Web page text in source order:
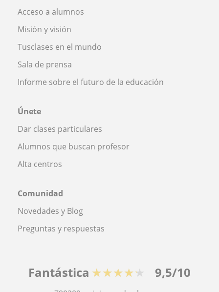
Acceso a alumnos
Misión y visión
Tusclases en el mundo
Sala de prensa
Informe sobre el futuro de la educación
Únete
Dar clases particulares
Alumnos que buscan profesor
Alta centros
Comunidad
Novedades y Blog
Preguntas y respuestas
Fantástica ★★★★★ 9,5/10